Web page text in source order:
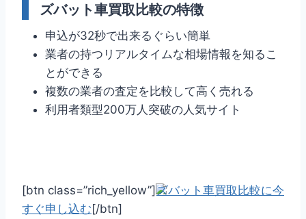
ズバット車買取比較の特徴
申込が32秒で出来るぐらい簡単
業者の持つリアルタイムな相場情報を知るこ
とができる
複数の業者の査定を比較して高く売れる
利用者類型200万人突破の人気サイト
[btn class=”rich_yellow”]ズバット車買取比較に今
すぐ申し込む[/btn]